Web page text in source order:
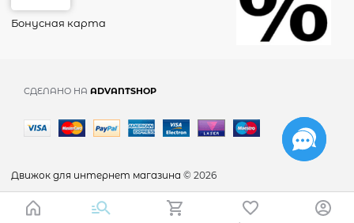
Бонусная карта
СДЕЛАНО НА ADVANTSHOP
Движок для интернет магазина © 2026